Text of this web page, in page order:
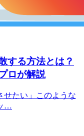
する方法とは？
ロが解説
せたい」このような
…